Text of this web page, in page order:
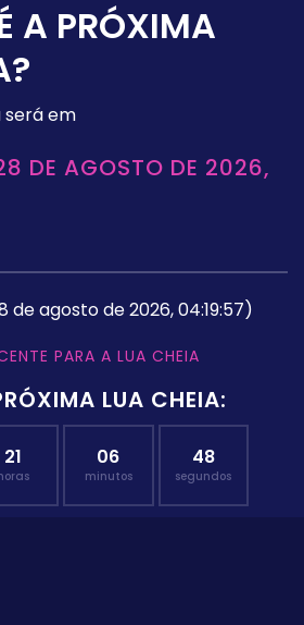
A PRÓXIMA
será em
DE AGOSTO DE 2026,
de agosto de 2026, 04:19:57)
PARA A LUA CHEIA
LUA CHEIA:
21 06
minutos
47
segundos